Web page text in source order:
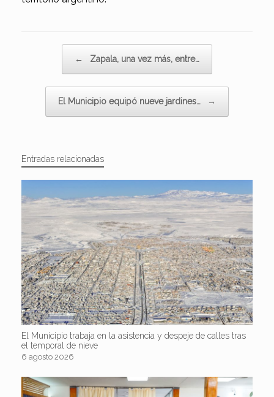
← Zapala, una vez más, entre…
El Municipio equipó nueve jardines… →
Entradas relacionadas
El Municipio trabaja en la asistencia y despeje de calles tras
el temporal de nieve
6 agosto 2026